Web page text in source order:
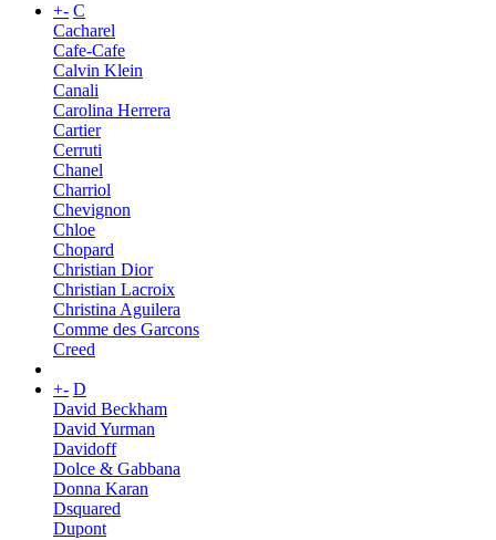
+- C
Cacharel
Cafe-Cafe
Calvin Klein
Canali
Carolina Herrera
Cartier
Cerruti
Chanel
Charriol
Chevignon
Chloe
Chopard
Christian Dior
Christian Lacroix
Christina Aguilera
Comme des Garcons
Creed
+- D
David Beckham
David Yurman
Davidoff
Dolce & Gabbana
Donna Karan
Dsquared
Dupont